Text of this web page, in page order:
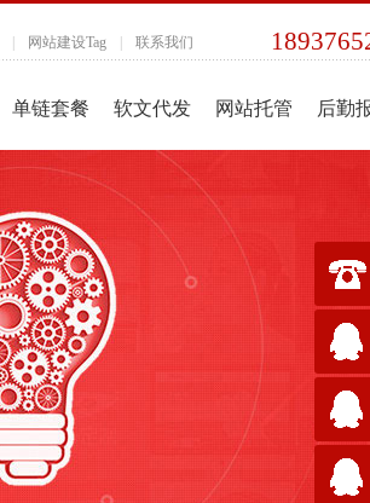
网站建设Tag 联系我们
单链套餐 软文代发 网站托管 后勤